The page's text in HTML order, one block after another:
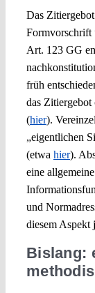
Das
Formvorschrift
Art. 123 GG
früh
das
(hier).
„eigentlichen
(etwa hier).
eine
und
diesem Aspekt
Bislang: